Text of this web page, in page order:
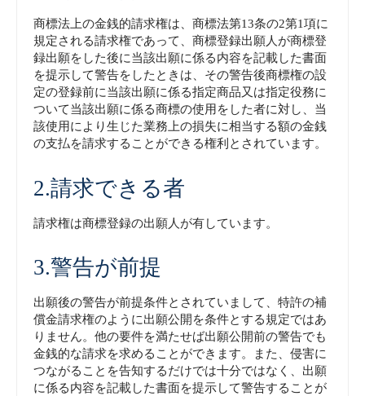
商標法上の金銭的請求権は、商標法第13条の2第1項に
規定される請求権であって、商標登録出願人が商標登
録出願をした後に当該出願に係る内容を記載した書面
を提示して警告をしたときは、その警告後商標権の設
定の登録前に当該出願に係る指定商品又は指定役務に
ついて当該出願に係る商標の使用をした者に対し、当
該使用により生じた業務上の損失に相当する額の金銭
の支払を請求することができる権利とされています。
2.請求できる者
請求権は商標登録の出願人が有しています。
3.警告が前提
出願後の警告が前提条件とされていまして、特許の補
償金請求権のように出願公開を条件とする規定ではあ
りません。他の要件を満たせば出願公開前の警告でも
金銭的な請求を求めることができます。また、侵害に
つながることを告知するだけでは十分ではなく、出願
に係る内容を記載した書面を提示して警告することが